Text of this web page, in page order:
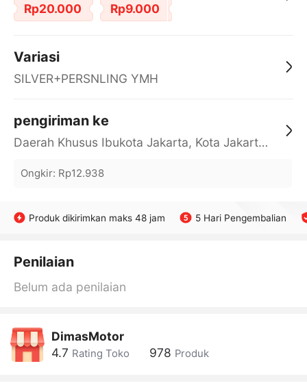
Rp20.000 Rp9.000
Variasi
SILVER+PERSNLING YMH
pengiriman ke
Daerah Khusus Ibukota Jakarta, Kota Jakarta Barat, Cengkareng, yy
Ongkir: Rp12.938
Produk dikirimkan maks 48 jam 5 Hari Pengembalian
Penilaian
Belum ada penilaian
DimasMotor
4.7 Rating Toko 978 Produk